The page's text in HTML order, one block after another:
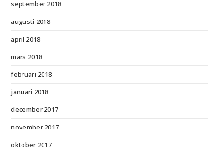
september 2018
augusti 2018
april 2018
mars 2018
februari 2018
januari 2018
december 2017
november 2017
oktober 2017